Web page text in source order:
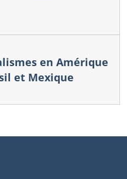
en Amérique
et Mexique